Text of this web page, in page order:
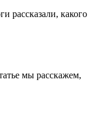
рассказали, какого
мы расскажем,